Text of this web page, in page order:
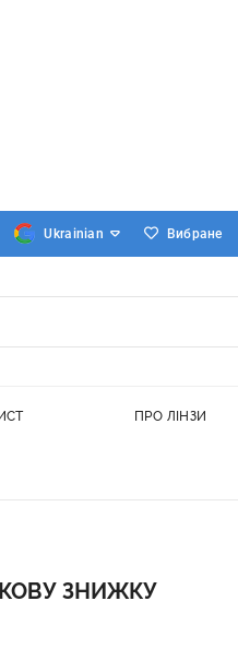
Вибране
ПРО ЛІНЗИ
ЗНИЖКУ